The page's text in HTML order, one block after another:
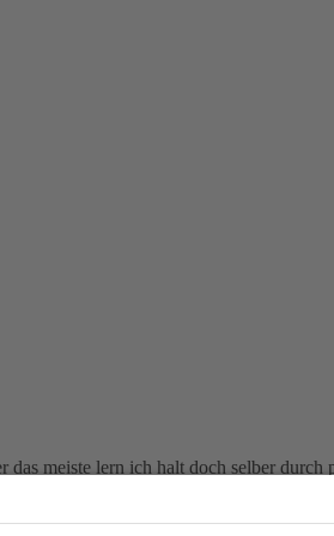
das meiste lern ich halt doch selber durch